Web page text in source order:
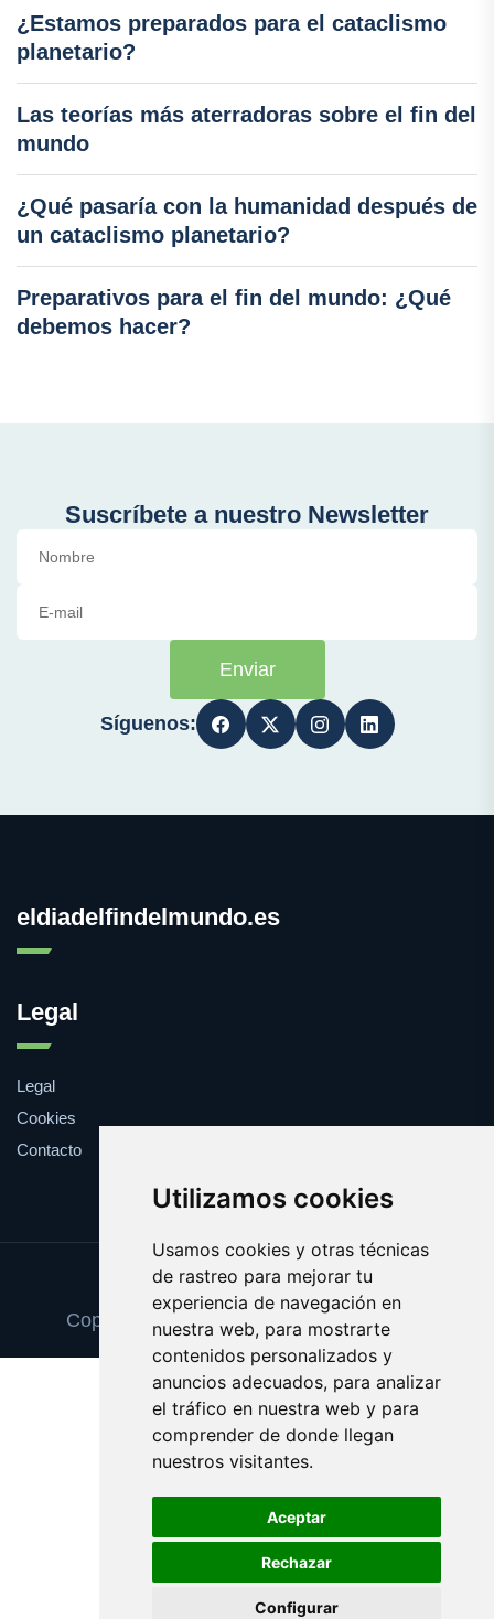
Utilizamos cookies
Usamos cookies y otras técnicas
de rastreo para mejorar tu
experiencia de navegación en
nuestra web, para mostrarte
contenidos personalizados y
anuncios adecuados, para analizar
el tráfico en nuestra web y para
comprender de donde llegan
nuestros visitantes.
Aceptar
Rechazar
Configurar
¿Estamos preparados para el cataclismo
planetario?
Las teorías más aterradoras sobre el fin del
mundo
¿Qué pasaría con la humanidad después de
un cataclismo planetario?
Preparativos para el fin del mundo: ¿Qué
debemos hacer?
Suscríbete a nuestro Newsletter
Enviar
Síguenos:
eldiadelfindelmundo.es
Legal
Legal
Cookies
Contacto
Update cookies preferences
Copyright © 2025 eldiadelfindelmundo.es